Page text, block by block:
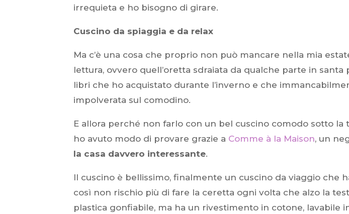
irrequieta e ho bisogno di girare.
Cuscino da spiaggia e da relax
Ma c’è una cosa che proprio non può mancare nella mia
lettura, ovvero quell’oretta sdraiata da qualche parte in santa
libri che ho acquistato durante l’inverno e che
impolverata sul comodino.
E allora perché non farlo con un bel cuscino comodo sotto la
ho avuto modo di provare grazie a Comme à la Maison, un
la casa davvero interessante.
Il cuscino è bellissimo, finalmente un cuscino da viaggio che
così non rischio più di fare la ceretta ogni volta che alzo la
plastica gonfiabile, ma ha un rivestimento in cotone, lavabile